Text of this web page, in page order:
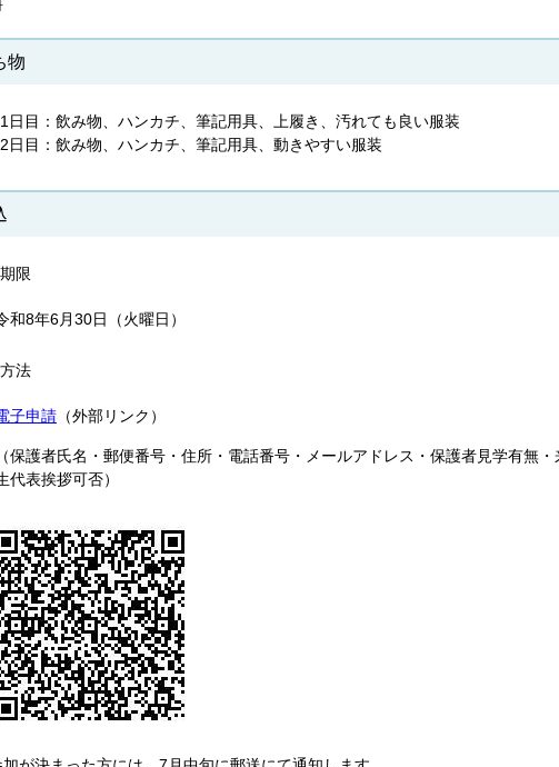
物
1日目：飲み物、ハンカチ、筆記用具、上履き、汚れても良い服装
2日目：飲み物、ハンカチ、筆記用具、動きやすい服装
期限
和8年6月30日（火曜日）
方法
子申請 （外部リンク）
保護者氏名・郵便番号・住所・電話番号・メールアドレス・保護者見学有無
代表挨拶可否）